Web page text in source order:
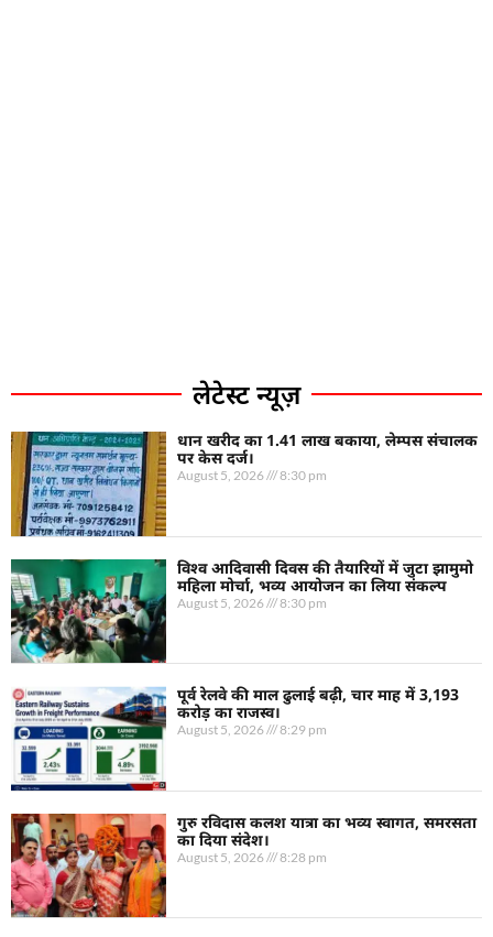
लेटेस्ट न्यूज़
धान खरीद का 1.41 लाख बकाया, लेम्पस संचालक
पर केस दर्ज।
August 5, 2026 8:30 pm
विश्व आदिवासी दिवस की तैयारियों में जुटा झामुमो
महिला मोर्चा, भव्य आयोजन का लिया संकल्प
August 5, 2026 8:30 pm
पूर्व रेलवे की माल ढुलाई बढ़ी, चार माह में 3,193
करोड़ का राजस्व।
August 5, 2026 8:29 pm
गुरु रविदास कलश यात्रा का भव्य स्वागत, समरसता
का दिया संदेश।
August 5, 2026 8:28 pm